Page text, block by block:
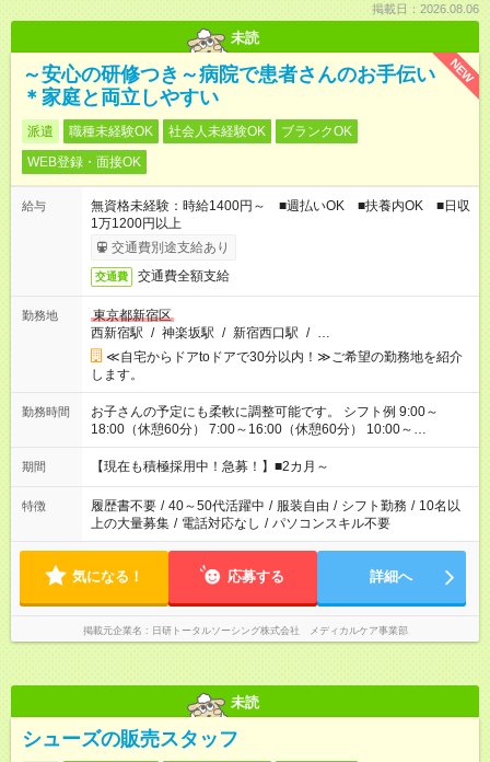
掲載日：2026.08.06
未読
NEW
～安心の研修つき～病院で患者さんのお手伝い
＊家庭と両立しやすい
派遣 職種未経験OK 社会人未経験OK
ブランクOK
WEB登録・面接OK
給与
無資格未経験：時給1400円～ ■週払いOK ■扶養内OK ■日収
1万1200円以上
交通費別途支給あり
交通費 交通費全額支給
勤務地
東京都新宿区
西新宿駅 / 神楽坂駅 / 新宿西口駅 / …
≪自宅からドアtoドアで30分以内！≫ご希望の勤務地を紹介
します。
勤務時間
お子さんの予定にも柔軟に調整可能です。 シフト例 9:00～
18:00（休憩60分） 7:00～16:00（休憩60分） 10:00～
19:00（休憩60分） ※Wワーク希望の方へ 今ご覧のお仕事で希
望する勤務時間と、もう1つのお仕事の勤務時間の合計が 週40
期間 【現在も積極採用中！急募！】■2カ月～
特徴 履歴書不要 / 40～50代活躍中 / 服装自由 / シフト勤務 / 10名以
上の大量募集 / 電話対応なし / パソコンスキル不要
気になる！ 応募する 詳細へ
掲載元企業名 日研トータルソーシング株式会社 メディカルケア事業部
未読
シューズの販売スタッフ